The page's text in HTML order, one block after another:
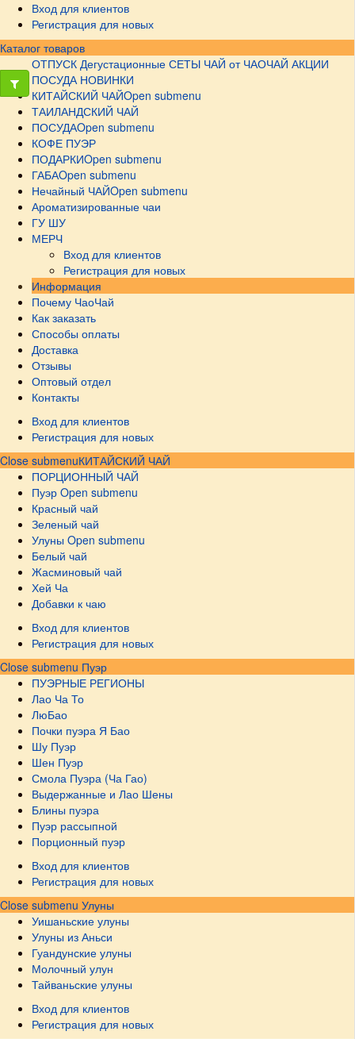
Вход для клиентов
Регистрация для новых
Каталог товаров
ОТПУСК Дегустационные СЕТЫ ЧАЙ от ЧАОЧАЙ АКЦИИ
ПОСУДА НОВИНКИ
КИТАЙСКИЙ ЧАЙOpen submenu
ТАИЛАНДСКИЙ ЧАЙ
ПОСУДАOpen submenu
КОФЕ ПУЭР
ПОДАРКИOpen submenu
ГАБАOpen submenu
Нечайный ЧАЙOpen submenu
Ароматизированные чаи
ГУ ШУ
МЕРЧ
Вход для клиентов
Регистрация для новых
Информация
Почему ЧаоЧай
Как заказать
Способы оплаты
Доставка
Отзывы
Оптовый отдел
Контакты
Вход для клиентов
Регистрация для новых
Close submenuКИТАЙСКИЙ ЧАЙ
ПОРЦИОННЫЙ ЧАЙ
Пуэр Open submenu
Красный чай
Зеленый чай
Улуны Open submenu
Белый чай
Жасминовый чай
Хей Ча
Добавки к чаю
Вход для клиентов
Регистрация для новых
Close submenu Пуэр
ПУЭРНЫЕ РЕГИОНЫ
Лао Ча То
ЛюБао
Почки пуэра Я Бао
Шу Пуэр
Шен Пуэр
Смола Пуэра (Ча Гао)
Выдержанные и Лао Шены
Блины пуэра
Пуэр рассыпной
Порционный пуэр
Вход для клиентов
Регистрация для новых
Close submenu Улуны
Уишаньские улуны
Улуны из Аньси
Гуандунские улуны
Молочный улун
Тайваньские улуны
Вход для клиентов
Регистрация для новых